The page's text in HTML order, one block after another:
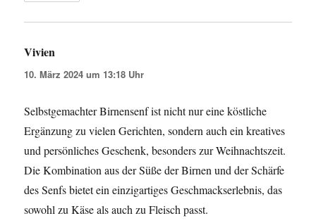
Vivien
10. März 2024 um 13:18 Uhr
Selbstgemachter Birnensenf ist nicht nur eine köstliche
Ergänzung zu vielen Gerichten, sondern auch ein kreatives
und persönliches Geschenk, besonders zur Weihnachtszeit.
Die Kombination aus der Süße der Birnen und der Schärfe
des Senfs bietet ein einzigartiges Geschmackserlebnis, das
sowohl zu Käse als auch zu Fleisch passt.